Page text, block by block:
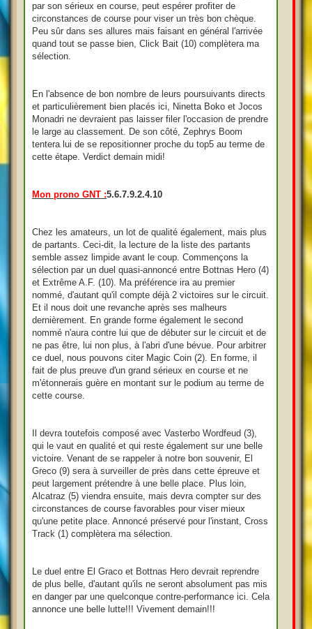
par son sérieux en course, peut espérer profiter de
circonstances de course pour viser un très bon chèque.
Peu sûr dans ses allures mais faisant en général l'arrivée
quand tout se passe bien, Click Bait (10) complètera ma
sélection.
En l'absence de bon nombre de leurs poursuivants directs
et particulièrement bien placés ici, Ninetta Boko et Jocos
Monadri ne devraient pas laisser filer l'occasion de prendre
le large au classement. De son côté, Zephrys Boom
tentera lui de se repositionner proche du top5 au terme de
cette étape. Verdict demain midi!
Mon prono GNT :5.6.7.9.2.4.10
Chez les amateurs, un lot de qualité également, mais plus
de partants. Ceci-dit, la lecture de la liste des partants
semble assez limpide avant le coup. Commençons la
sélection par un duel quasi-annoncé entre Bottnas Hero (4)
et Extrême A.F. (10). Ma préférence ira au premier
nommé, d'autant qu'il compte déjà 2 victoires sur le circuit.
Et il nous doit une revanche après ses malheurs
dernièrement. En grande forme également le second
nommé n'aura contre lui que de débuter sur le circuit et de
ne pas être, lui non plus, à l'abri d'une bévue. Pour arbitrer
ce duel, nous pouvons citer Magic Coin (2). En forme, il
fait de plus preuve d'un grand sérieux en course et ne
m'étonnerais guère en montant sur le podium au terme de
cette course.
Il devra toutefois composé avec Vasterbo Wordfeud (3),
qui le vaut en qualité et qui reste également sur une belle
victoire. Venant de se rappeler à notre bon souvenir, El
Greco (9) sera à surveiller de près dans cette épreuve et
peut largement prétendre à une belle place. Plus loin,
Alcatraz (5) viendra ensuite, mais devra compter sur des
circonstances de course favorables pour viser mieux
qu'une petite place. Annoncé préservé pour l'instant, Cross
Track (1) complètera ma sélection.
Le duel entre El Graco et Bottnas Hero devrait reprendre
de plus belle, d'autant qu'ils ne seront absolument pas mis
en danger par une quelconque contre-performance ici. Cela
annonce une belle lutte!!! Vivement demain!!!